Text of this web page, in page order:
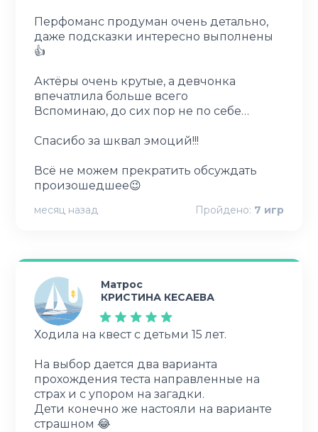
Перфоманс продуман очень детально,
даже подсказки интересно выполнены
👍
Актёры очень крутые, а девчонка
впечатлила больше всего
Вспоминаю, до сих пор не по себе…
Спасибо за шквал эмоций!!!
Всё не можем прекратить обсуждать
произошедшее😉
месяц назад Пройдено: 7 игр
Матрос
КРИСТИНА КЕСАЕВА
Ходила на квест с детьми 15 лет.
На выбор дается два варианта
прохождения теста направленные на
страх и с упором на загадки.
Дети конечно же настояли на варианте
страшном 😂